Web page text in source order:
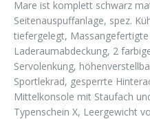
Mare ist komplett schwarz
Seitenauspuffanlage, spez.
tiefergelegt,
Laderaumabdeckung, 2
Servolenkung,
Sportlekrad, gesperrte
Mittelkonsole mit Staufach
Typenschein X, Leergewicht